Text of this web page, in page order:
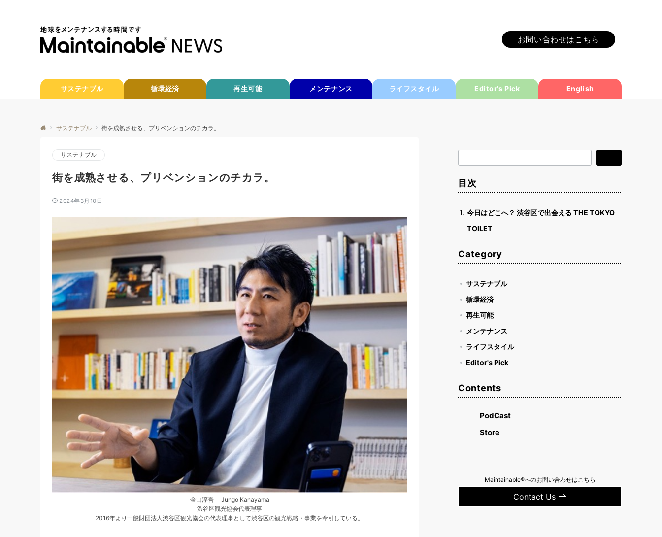
お問い合わせはこちら
サステナブル 循環経済 再生可能 メンテナンス ライフスタイル Editor’s Pick English
サステナブル 街を成熟させる、プリベンションのチカラ。
サステナブル
街を成熟させる、プリベンションのチカラ。
2024年3月10日
金山淳吾 Jungo Kanayama
渋谷区観光協会代表理事
2016年より一般財団法人渋谷区観光協会の代表理事として渋谷区の観光戦略・事業を牽引している。
索
目次
今日はどこへ？ 渋谷区で出会える THE TOKYO
TOILET
Category
サステナブル
循環経済
再生可能
メンテナンス
ライフスタイル
Editor's Pick
Contents
PodCast
Store
Maintainable®へのお問い合わせはこちら
Contact Us